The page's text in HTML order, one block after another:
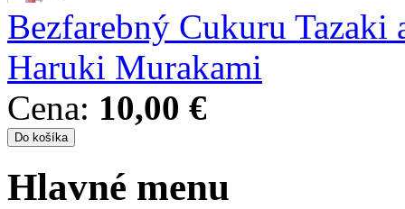
Bezfarebný Cukuru
Haruki Murakami
Cena: 10,00 €
Hlavné menu